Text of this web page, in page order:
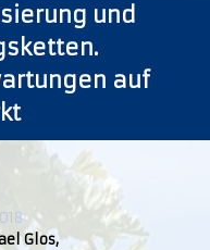
und
auf
Glos,